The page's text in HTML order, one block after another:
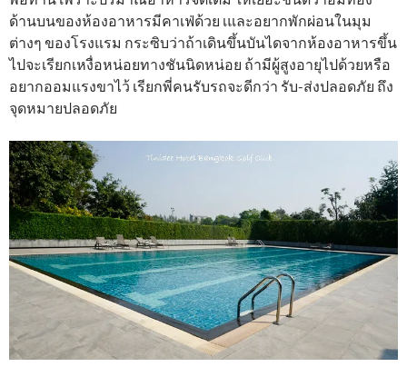
ด้านบนของห้องอาหารมีคาเฟ่ด้วย เและอยากพักผ่อนในมุม
ต่างๆ ของโรงแรม กระซิบว่าถ้าเดินขึ้นบันไดจากห้องอาหารขึ้น
ไปจะเรียกเหงื่อหน่อยทางชันนิดหน่อย ถ้ามีผู้สูงอายุไปด้วยหรือ
อยากออมแรงขาไว้ เรียกพี่คนรับรถจะดีกว่า รับ-ส่งปลอดภัย ถึง
จุดหมายปลอดภัย